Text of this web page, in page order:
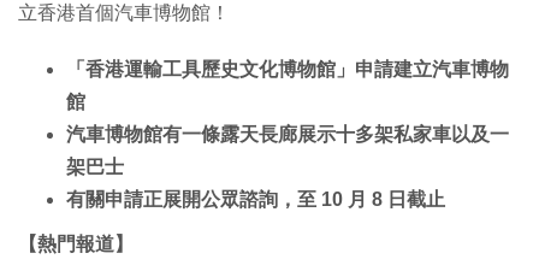
立香港首個汽車博物館！
「香港運輸工具歷史文化博物館」申請建立汽車博物
館
汽車博物館有一條露天長廊展示十多架私家車以及一
架巴士
有關申請正展開公眾諮詢，至 10 月 8 日截止
【熱門報道】